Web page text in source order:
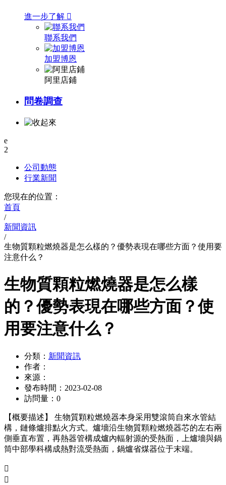
進一步了解 
聯系我們
加盟博恩
阿里店鋪
問卷調查
e
2
公司動態
行業新聞
您現在的位置：
首頁
/
新聞資訊
/
生物質顆粒燃燒器是怎么樣的？優勢表現在哪些方面？使用要
注意什么？
生物質顆粒燃燒器是怎么樣
的？優勢表現在哪些方面？使
用要注意什么？
分類： 新聞資訊
作者：
來源：
發布時間： 2023-02-08
訪問量： 0
【概要描述】
生物質顆粒燃燒器本身采用雙滾筒自來水管結
構，鏈條爐排點火方式。爐墻沿生物質顆粒燃燒器芯的左右兩
側垂直布置，再熱器管構成爐內輻射源的受熱面，上爐墻與鍋
筒中部學科構成熱對流受熱面，鍋爐省煤器位于末端。

